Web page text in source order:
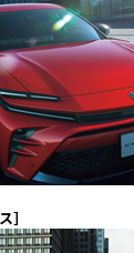
］